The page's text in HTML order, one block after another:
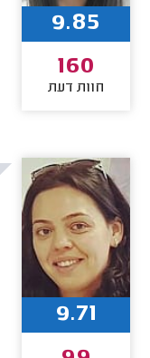
9.85
160
חוות דעת
9.71